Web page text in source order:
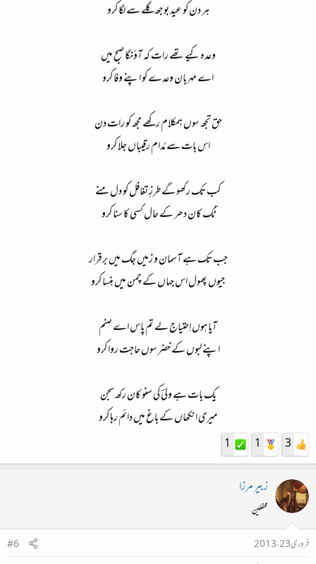
ہر دن کو عید بوجھ گلے سے لگا کرو​
وعدہ کیے تھے رات کہ آؤنگا صبح میں​
اے مہربان وعدے کو اپنے وفا کرو​
حق تجھ سوں ہمکلام رکھے مجھ کو رات دن​
اس بات سے مُدام رقیباں جلا کرو​
کب تک رکھو گے طرزِ تغافل کو دل منے​
ٹُک کان دھر کے حال کسی کا سنا کرو​
جب تک ہے آسمان و زمیں جگ میں برقرار​
جیوں پھول اس جہاں کے چمن میں ہنسا کرو​
آیا ہوں اِحتیاج لے تم پاس اے صنم​
اپنے لبوں کے خضر سوں حاجت روا کرو​
یک بات ہے ولیؔ کی سنو کان رکھ سجن​
میری انکھاں کے باغ میں دائم رہا کرو​
3
1
1
زبیر مرزا
محفلین
فروری 23، 2013
#6